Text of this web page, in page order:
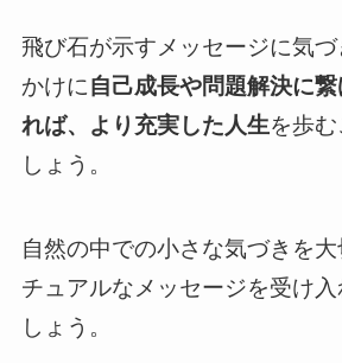
飛び石が示すメッセージに気
かけに自己成長や問題解決に
れば、より充実した人生を歩
しょう。
自然の中での小さな気づきを大
チュアルなメッセージを受け
しょう。